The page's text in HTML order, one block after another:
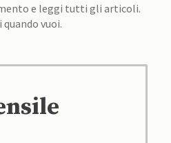
e leggi tutti gli articoli.
quando vuoi.